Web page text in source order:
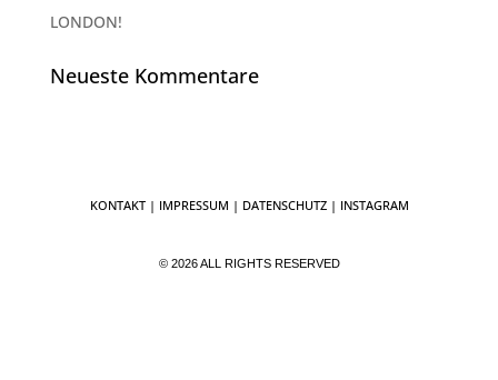
LONDON!
Neueste Kommentare
KONTAKT| IMPRESSUM | DATENSCHUTZ| INSTAGRAM
© 2026 ALL RIGHTS RESERVED